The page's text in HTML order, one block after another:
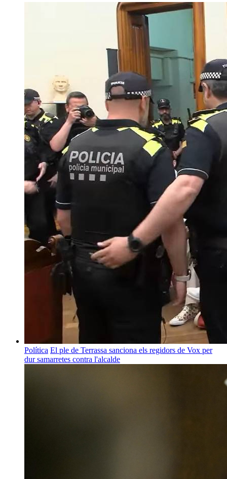
Política El ple de Terrassa sanciona els regidors de Vox per
dur samarretes contra l'alcalde